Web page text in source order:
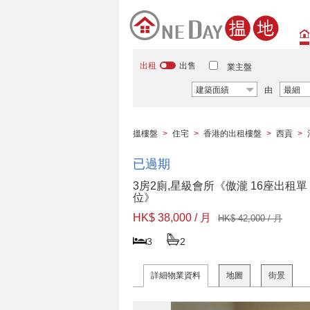
出租 出售 業主盤
建築面績 由 最細
搵樓盤 > 住宅 > 香港的出租樓盤 > 西貢 >
已過期
3房2廁,星級會所《傲瀧 16座出租單
位》
HK$ 38,000 / 月
HK$ 42,000 / 月
3 2
詳細物業資料 地圖 街景